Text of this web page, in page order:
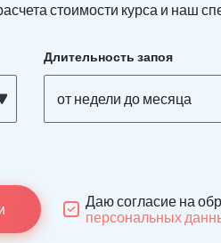
стоимости курса и наш
Длительность запоя
от недели до месяца
Даю согласие на
персональных